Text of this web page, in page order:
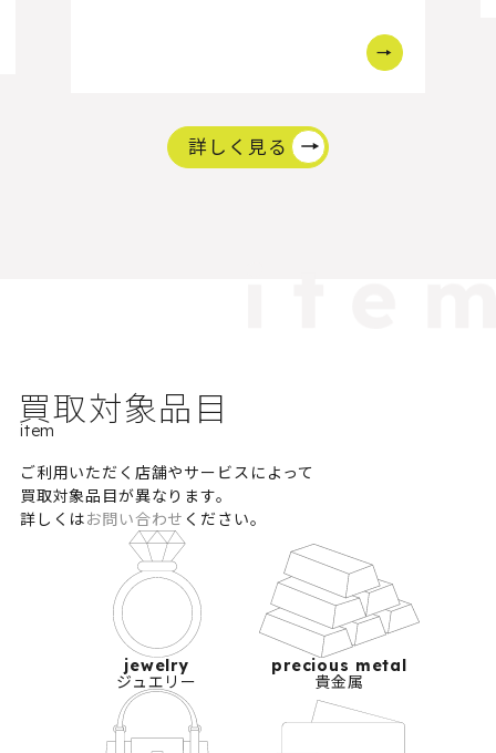
詳しく見る
買取対象品目
item
ご利用いただく店舗やサービスによって
買取対象品目が異なります。
詳しくはお問い合わせ ください。
jewelry
ジュエリー
precious metal
貴金属